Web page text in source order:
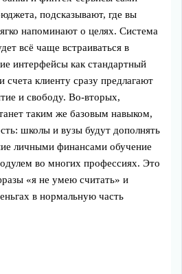
подсказывают, где вы
напоминают о целях. Система
всё чаще встраиваться в
интерфейсы как стандартный
счета клиенту сразу предлагают
и свободу. Во‑вторых,
таким же базовым навыком,
школы и вузы будут дополнять
личными финансами обучение
во многих профессиях. Это
«я не умею считать» и
в нормальную часть